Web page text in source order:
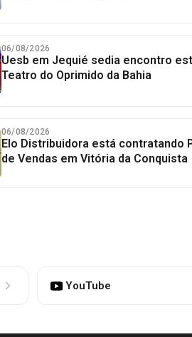
06/08/2026
Uesb em Jequié sedia encontro
Teatro do Oprimido da Bahia
06/08/2026
Elo Distribuidora está contratando
de Vendas em Vitória da Conquista
YouTube